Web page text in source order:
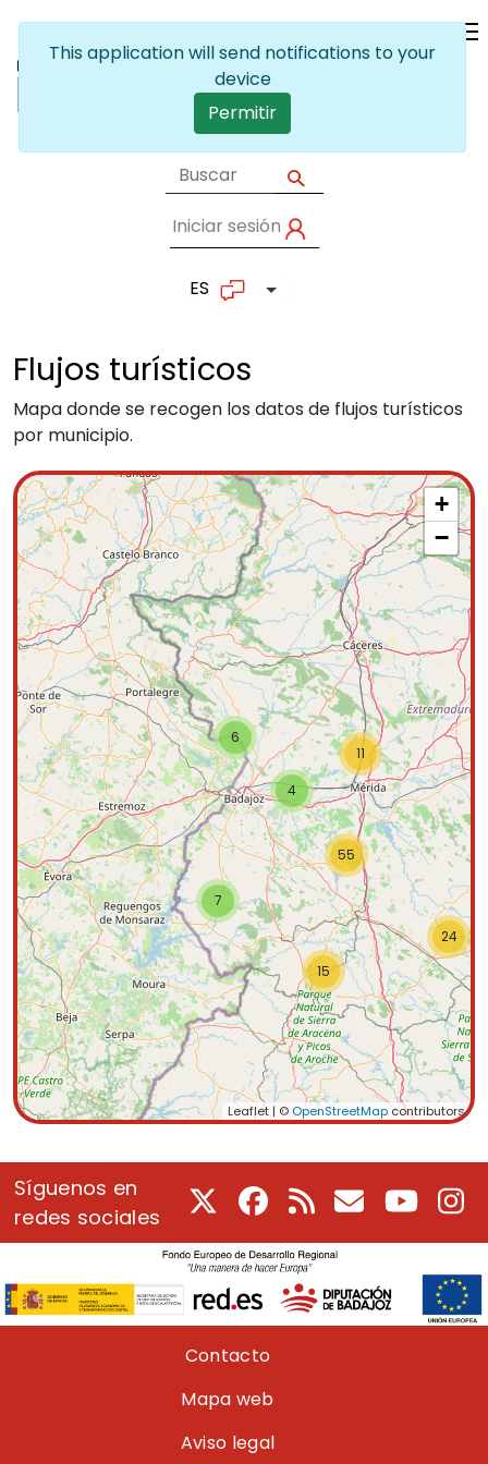
User account
Iniciar sesión
ES Lista adicional de
Flujos turísticos
Mapa donde se recogen los datos de flujos turísticos
por municipio.
6
4
7
11
15
24
55
+
−
Leaflet | © OpenStreetMapcontributors
Síguenos en
redes sociales
Facebook
RSS CorreoYoutube
Pie de páginaContacto
Mapa web
Aviso legal
This application will send notifications to your
device
Permitir